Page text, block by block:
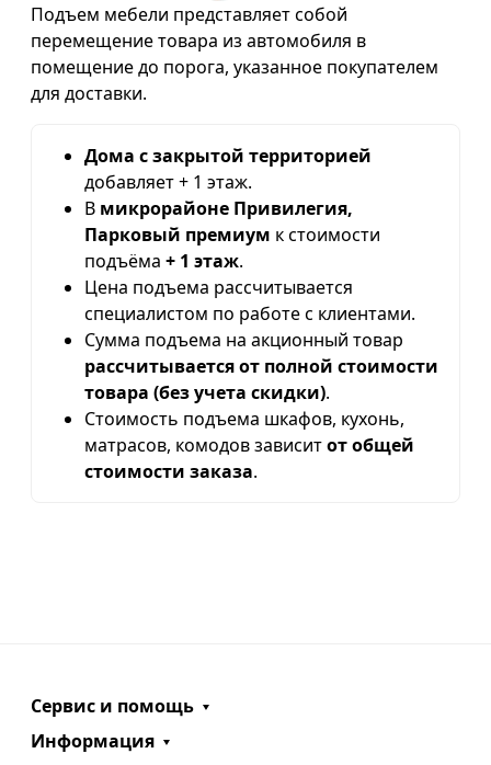
Подъем мебели представляет собой
перемещение товара из автомобиля в
помещение до порога, указанное покупателем
для доставки.
Дома с закрытой территорией
добавляет + 1 этаж.
В микрорайоне Привилегия,
Парковый премиум к стоимости
подъёма + 1 этаж.
Цена подъема рассчитывается
специалистом по работе с клиентами.
Сумма подъема на акционный товар
рассчитывается от полной стоимости
товара (без учета скидки).
Стоимость подъема шкафов, кухонь,
матрасов, комодов зависитот общей
стоимости заказа.
Сервис и помощь
Информация